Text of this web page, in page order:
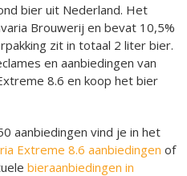
bier uit Nederland. Het
Brouwerij en bevat 10,5%
zit in totaal 2 liter bier.
en aanbiedingen van
8.6 en koop het bier
aanbiedingen vind je in het
Extreme 8.6 aanbiedingen of
bieraanbiedingen in